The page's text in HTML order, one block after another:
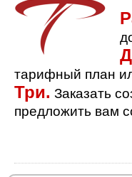
тарифный план
Три. Заказать
предложить вам